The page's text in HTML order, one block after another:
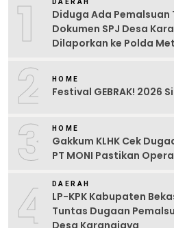
1 DAERAH
Diduga Ada
Dokumen SPJ Desa
Dilaporkan ke Polda
2 HOME
Festival GEBRAK! 2026
3 HOME
Gakkum KLHK Cek
PT MONI Pastikan
4 DAERAH
LP-KPK Kabupaten
Tuntas Dugaan